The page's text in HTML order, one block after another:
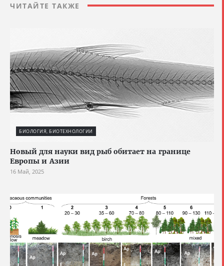
ЧИТАЙТЕ ТАКЖЕ
БИОЛОГИЯ, БИОТЕХНОЛОГИИ
Новый для науки вид рыб обитает на границе
Европы и Азии
16 Май, 2025